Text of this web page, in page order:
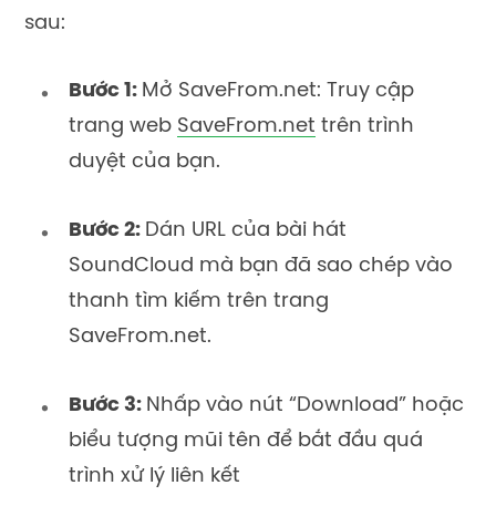
sau:
Bước 1: Mở SaveFrom.net: Truy cập
trang web SaveFrom.net trên trình
duyệt của bạn.
Bước 2: Dán URL của bài hát
SoundCloud mà bạn đã sao chép vào
thanh tìm kiếm trên trang
SaveFrom.net.
Bước 3: Nhấp vào nút “Download” hoặc
biểu tượng mũi tên để bắt đầu quá
trình xử lý liên kết